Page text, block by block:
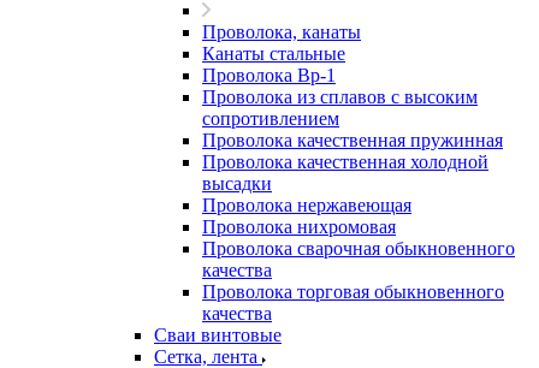
Проволока, канаты
Канаты стальные
Проволока Вр-1
Проволока из сплавов с высоким
сопротивлением
Проволока качественная пружинная
Проволока качественная холодной
высадки
Проволока нержавеющая
Проволока нихромовая
Проволока сварочная обыкновенного
качества
Проволока торговая обыкновенного
качества
Сваи винтовые
Сетка, лента